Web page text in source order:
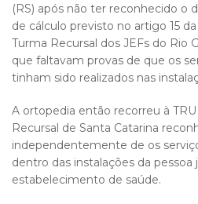
(RS) após não ter reconhecido o
de cálculo previsto no artigo 15 da
Turma Recursal dos JEFs do Rio
que faltavam provas de que os
tinham sido realizados nas
A ortopedia então recorreu à
Recursal de Santa Catarina
independentemente de os
dentro das instalações da
estabelecimento de saúde.